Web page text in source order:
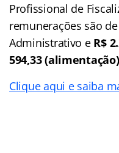
Profissional de
remunerações são de
Administrativo e R$
594,33 (alimentação)
Clique aqui e saiba